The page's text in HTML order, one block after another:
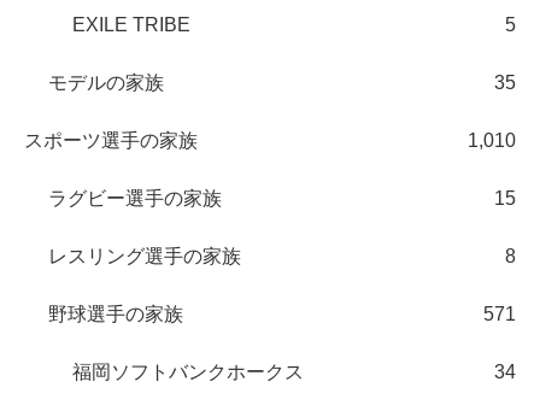
EXILE TRIBE 5
モデルの家族 35
スポーツ選手の家族 1,010
ラグビー選手の家族 15
レスリング選手の家族 8
野球選手の家族 571
福岡ソフトバンクホークス 34